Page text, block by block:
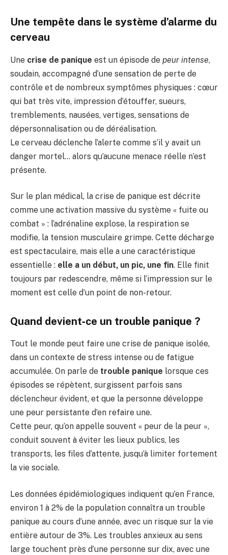
Une tempête dans le système d’alarme du
cerveau
Une crise de panique est un épisode de peur intense,
soudain, accompagné d’une sensation de perte de
contrôle et de nombreux symptômes physiques : cœur
qui bat très vite, impression d’étouffer, sueurs,
tremblements, nausées, vertiges, sensations de
dépersonnalisation ou de déréalisation.
Le cerveau déclenche l’alerte comme s’il y avait un
danger mortel… alors qu’aucune menace réelle n’est
présente.
Sur le plan médical, la crise de panique est décrite
comme une activation massive du système « fuite ou
combat » : l’adrénaline explose, la respiration se
modifie, la tension musculaire grimpe. Cette décharge
est spectaculaire, mais elle a une caractéristique
essentielle : elle a un début, un pic, une fin. Elle finit
toujours par redescendre, même si l’impression sur le
moment est celle d’un point de non-retour.
Quand devient‑ce un trouble panique ?
Tout le monde peut faire une crise de panique isolée,
dans un contexte de stress intense ou de fatigue
accumulée. On parle de trouble panique lorsque ces
épisodes se répètent, surgissent parfois sans
déclencheur évident, et que la personne développe
une peur persistante d’en refaire une.
Cette peur, qu’on appelle souvent « peur de la peur »,
conduit souvent à éviter les lieux publics, les
transports, les files d’attente, jusqu’à limiter fortement
la vie sociale.
Les données épidémiologiques indiquent qu’en France,
environ 1 à 2% de la population connaîtra un trouble
panique au cours d’une année, avec un risque sur la vie
entière autour de 3%. Les troubles anxieux au sens
large touchent près d’une personne sur dix, avec une